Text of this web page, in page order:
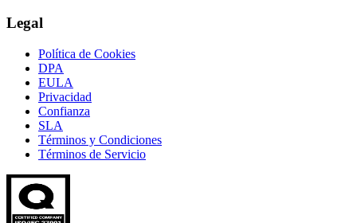
Legal
Política de Cookies
DPA
EULA
Privacidad
Confianza
SLA
Términos y Condiciones
Términos de Servicio